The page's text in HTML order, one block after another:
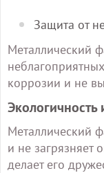
Защита от
Металлический
коррозии и не
Экологичность
Металлический
и не загрязняет
делает его